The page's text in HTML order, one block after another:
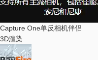
Capture One单反相机伴侣
3D渲染